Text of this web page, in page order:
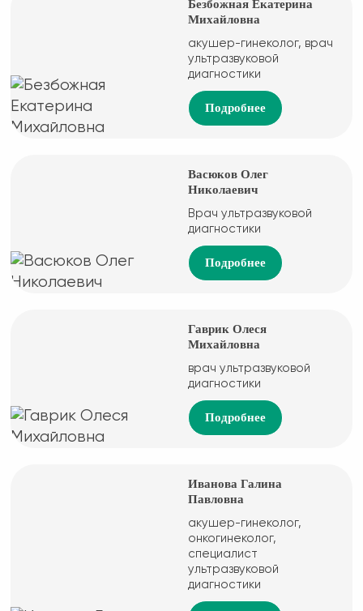
Безбожная Екатерина
Михайловна
акушер-гинеколог, врач
ультразвуковой
диагностики
Подробнее
Васюков Олег
Николаевич
Врач ультразвуковой
диагностики
Подробнее
Гаврик Олеся
Михайловна
врач ультразвуковой
диагностики
Подробнее
Иванова Галина
Павловна
акушер-гинеколог,
онкогинеколог,
специалист
ультразвуковой
диагностики